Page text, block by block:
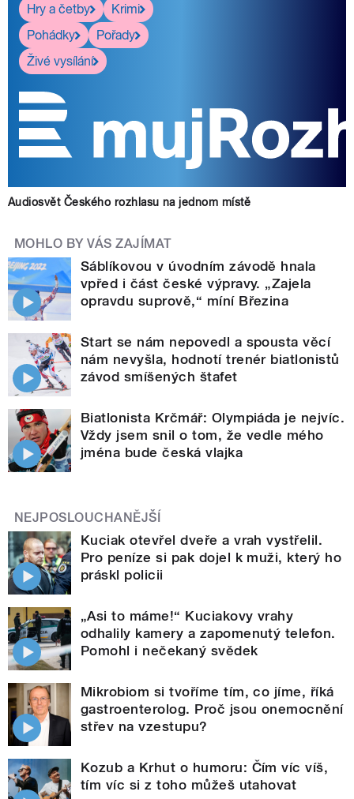
Hry a četby
Krimi
Pohádky
Pořady
Živé vysílání
Audiosvět Českého rozhlasu na jednom místě
MOHLO BY VÁS ZAJÍMAT
Sáblíkovou v úvodním závodě hnala
vpřed i část české výpravy. „Zajela
opravdu suprově,“ míní Březina
Start se nám nepovedl a spousta věcí
nám nevyšla, hodnotí trenér biatlonistů
závod smíšených štafet
Biatlonista Krčmář: Olympiáda je nejvíc.
Vždy jsem snil o tom, že vedle mého
jména bude česká vlajka
NEJPOSLOUCHANĚJŠÍ
Kuciak otevřel dveře a vrah vystřelil.
Pro peníze si pak dojel k muži, který ho
práskl policii
„Asi to máme!“ Kuciakovy vrahy
odhalily kamery a zapomenutý telefon.
Pomohl i nečekaný svědek
Mikrobiom si tvoříme tím, co jíme, říká
gastroenterolog. Proč jsou onemocnění
střev na vzestupu?
Kozub a Krhut o humoru: Čím víc víš,
tím víc si z toho můžeš utahovat